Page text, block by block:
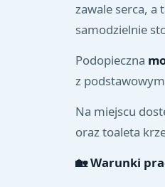
zawale serca, a
samodzielnie
Podopieczna
z
Na miejscu
oraz toaleta
🏡Warunki